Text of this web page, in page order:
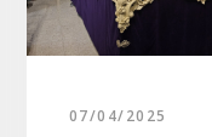
07/04/2025